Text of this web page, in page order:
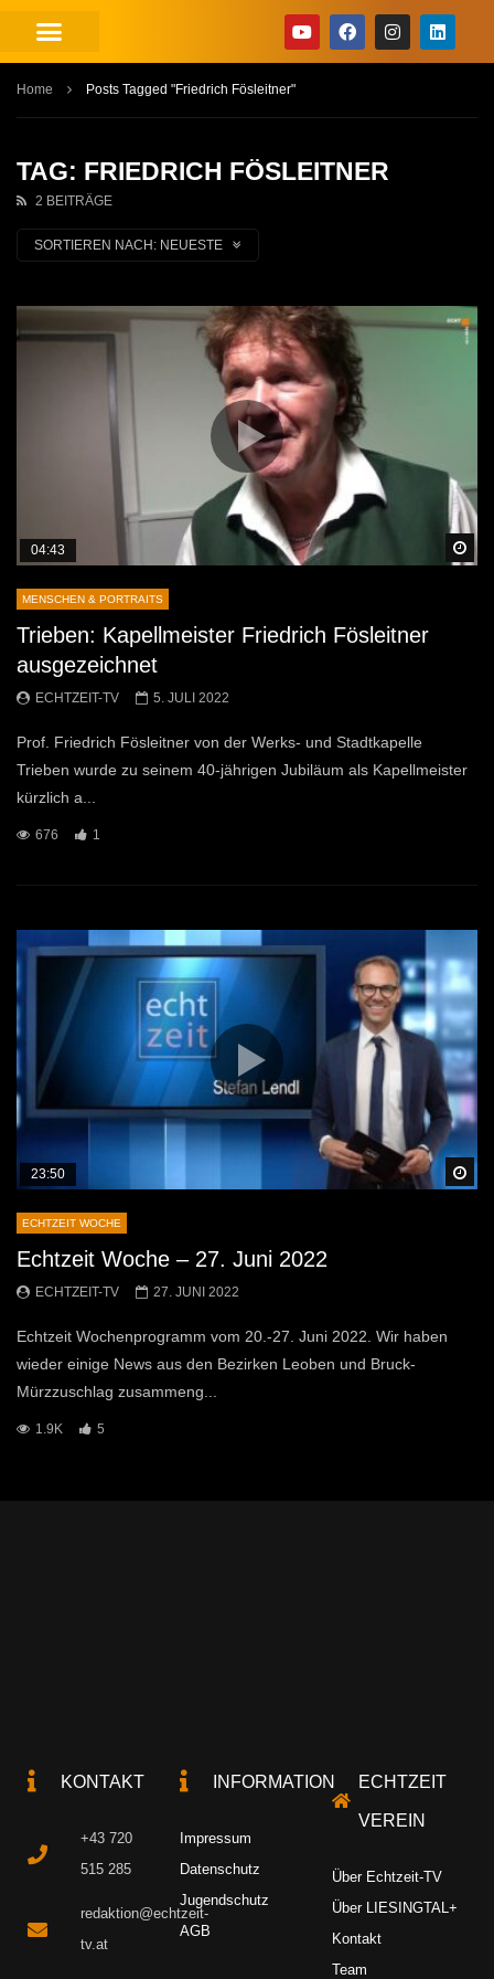
Home Posts Tagged "Friedrich Fösleitner"
TAG: FRIEDRICH FÖSLEITNER
2 BEITRÄGE
SORTIEREN NACH: NEUESTE
04:43
MENSCHEN & PORTRAITS
Trieben: Kapellmeister Friedrich Fösleitner
ausgezeichnet
ECHTZEIT-TV 5. JULI 2022
Prof. Friedrich Fösleitner von der Werks- und Stadtkapelle
Trieben wurde zu seinem 40-jährigen Jubiläum als Kapellmeister
kürzlich a...
676 1
23:50
ECHTZEIT WOCHE
Echtzeit Woche – 27. Juni 2022
ECHTZEIT-TV 27. JUNI 2022
Echtzeit Wochenprogramm vom 20.-27. Juni 2022. Wir haben
wieder einige News aus den Bezirken Leoben und Bruck-
Mürzzuschlag zusammeng...
1.9K 5
KONTAKT
+43 720
515 285
redaktion@echtzeit-
tv.at
INFORMATION
Impressum
Datenschutz
Jugendschutz
AGB
ECHTZEIT
VEREIN
Über Echtzeit-TV
Über LIESINGTAL+
Kontakt
Team